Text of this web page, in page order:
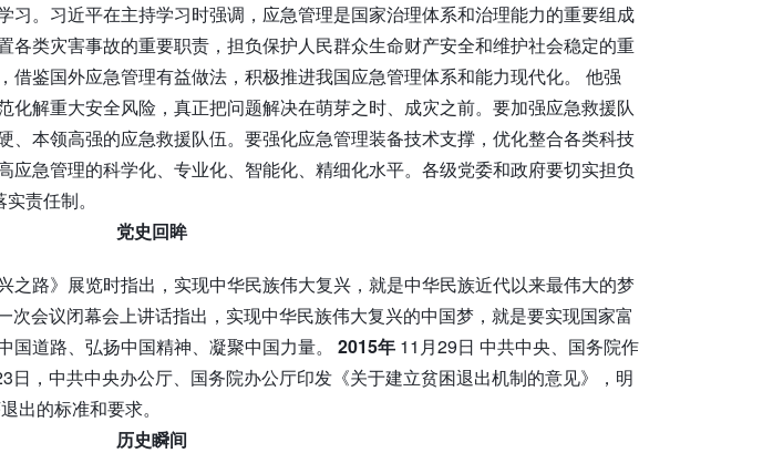
习。习近平在主持学习时强调，应急管理是国家治理体系和治理能力的重要组成
各类灾害事故的重要职责，担负保护人民群众生命财产安全和维护社会稳定的重
借鉴国外应急管理有益做法，积极推进我国应急管理体系和能力现代化。 他强
化解重大安全风险，真正把问题解决在萌芽之时、成灾之前。要加强应急救援队
、本领高强的应急救援队伍。要强化应急管理装备技术支撑，优化整合各类科技
应急管理的科学化、专业化、智能化、精细化水平。各级党委和政府要切实担负
责任制。
党史回眸
之路》展览时指出，实现中华民族伟大复兴，就是中华民族近代以来最伟大的梦
会议闭幕会上讲话指出，实现中华民族伟大复兴的中国梦，就是要实现国家富
道路、弘扬中国精神、凝聚中国力量。 2015年 11月29日 中共中央、国务院作
，中共中央办公厅、国务院办公厅印发《关于建立贫困退出机制的意见》，明
出的标准和要求。
历史瞬间